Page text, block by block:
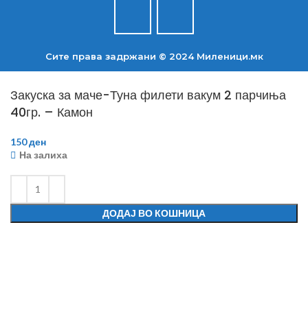
Сите права задржани © 2024 Mиленици.мк
Закуска за маче-Туна филети вакум 2 парчиња
40гр. – Камон
150ден
На залиха
ДОДАЈ ВО КОШНИЦА